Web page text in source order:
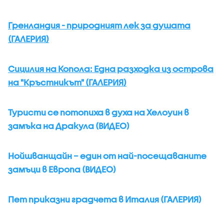
Гренландия - природният лек за душата
(ГАЛЕРИЯ)
Сицилия на Копола: Една разходка из острова
на "Кръстникът" (ГАЛЕРИЯ)
Туристи се потопиха в духа на Хелоуин в
замъка на Дракула (ВИДЕО)
Нойшванщайн – един от най-посещаваните
замъци в Европа (ВИДЕО)
Пет приказни градчета в Италия (ГАЛЕРИЯ)